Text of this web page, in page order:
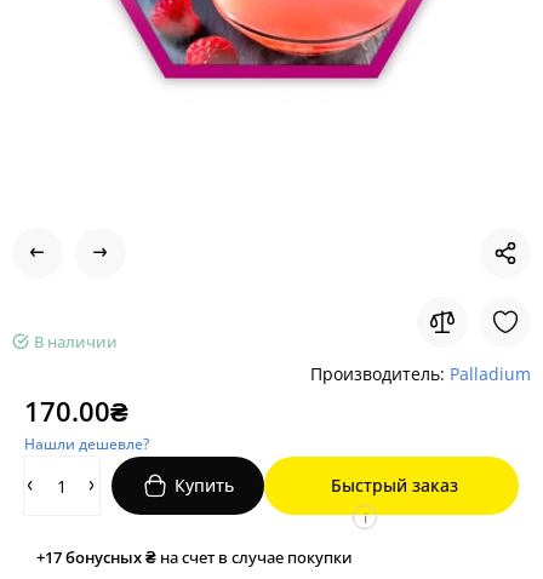
В наличии
Производитель: Palladium
170.00₴
Нашли дешевле?
Купить Быстрый заказ
+17бонусных ₴ на счет в случае покупки
i